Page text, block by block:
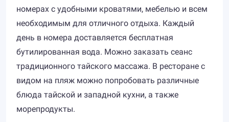
номерах с удобными кроватями, мебелью и всем
необходимым для отличного отдыха. Каждый
день в номера доставляется бесплатная
бутилированная вода. Можно заказать сеанс
традиционного тайского массажа. В ресторане с
видом на пляж можно попробовать различные
блюда тайской и западной кухни, а также
морепродукты.